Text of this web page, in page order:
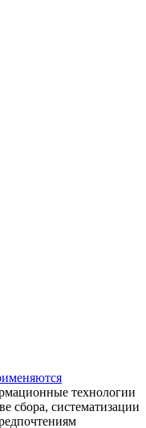
технологии
сбора, систематизации